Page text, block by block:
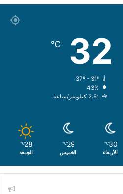
32
℃
43%
2.51 كيلومتر/ساعة
30
℃
الأربعاء
29
℃
الخميس
28
℃
الجمعة